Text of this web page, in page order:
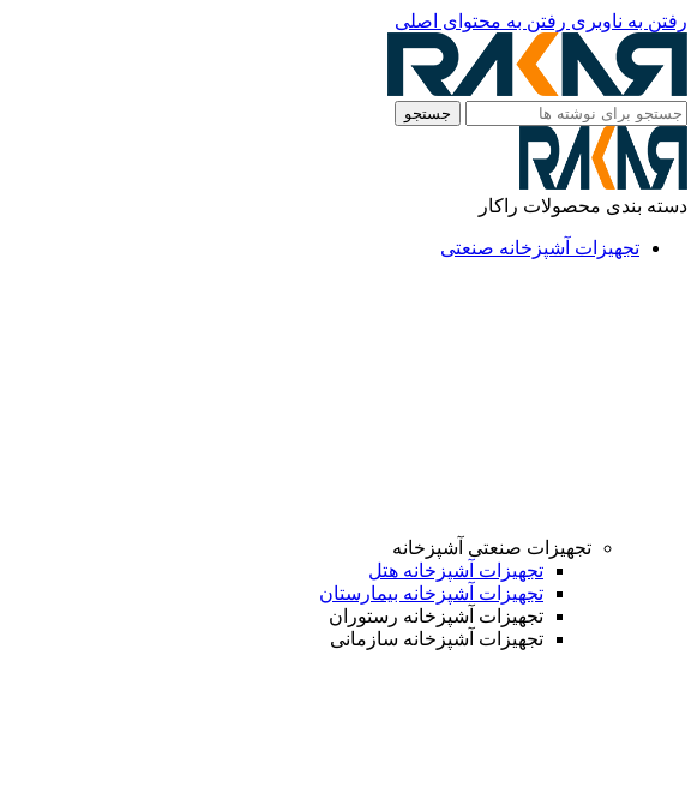
رفتن به ناوبری رفتن به محتوای اصلی
جستجو
دسته بندی محصولات راکار
تجهیزات آشپزخانه صنعتی
تجهیزات صنعتی آشپزخانه
تجهیزات آشپزخانه هتل
تجهیزات آشپزخانه بیمارستان
تجهیزات آشپزخانه رستوران
تجهیزات آشپزخانه سازمانی